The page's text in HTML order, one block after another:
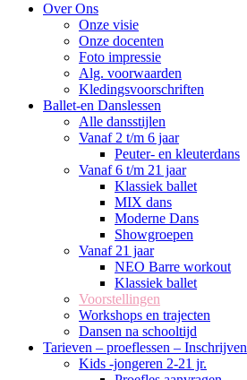
Over Ons
Onze visie
Onze docenten
Foto impressie
Alg. voorwaarden
Kledingsvoorschriften
Ballet-en Danslessen
Alle dansstijlen
Vanaf 2 t/m 6 jaar
Peuter- en kleuterdans
Vanaf 6 t/m 21 jaar
Klassiek ballet
MIX dans
Moderne Dans
Showgroepen
Vanaf 21 jaar
NEO Barre workout
Klassiek ballet
Voorstellingen
Workshops en trajecten
Dansen na schooltijd
Tarieven – proeflessen – Inschrijven
Kids -jongeren 2-21 jr.